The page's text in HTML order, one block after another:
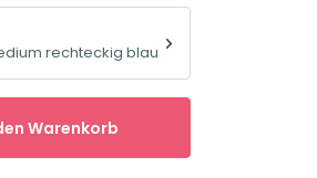
rechteckig blau
Warenkorb